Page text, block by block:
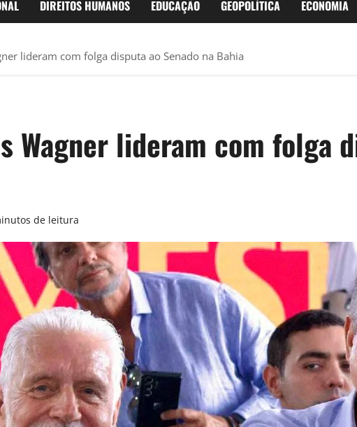
DIREITOS HUMANOS EDUCAÇÃO GEOPOLÍTICA ECONOMIA
lideram com folga disputa ao Senado na Bahia
Wagner lideram com folga
de leitura